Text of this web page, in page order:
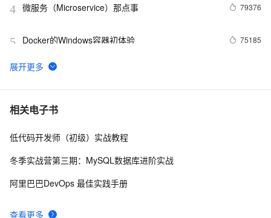
4 微服务（Microservice）那点事 79376
5 Docker的Windows容器初体验 75185
6 3分钟，了解阿里云热门开发者工具 Cloud Toolkit
7 Docker学习路线图 (持续更新中)
8 当 Kubernetes 遇到阿里云
CI
相关电子书
查看更多
低代码开发师（初级）实战教程
冬季实战营第三期：MySQL数据库进阶实战
阿里巴巴DevOps 最佳实践手册